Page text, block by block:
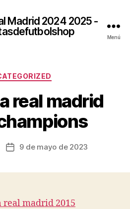
Madrid 2024 2025 -
Menú
Categorías
real madrid
Fecha9 de mayo de 2023